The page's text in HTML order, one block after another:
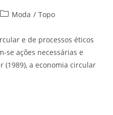
Moda / Topo
e de processos éticos
se ações necessárias e
(1989), a economia circular